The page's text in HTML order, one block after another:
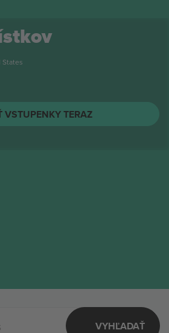
VSTUPENKY TERAZ
VYHĽADAŤ